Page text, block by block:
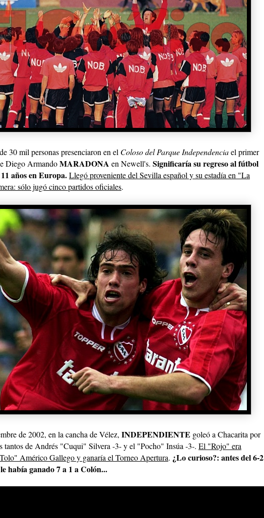
30 mil personas presenciaron en el Coloso del Parque Independenciael primer
Diego ArmandoMARADONA en Newell's. Significaría su regreso al fútbol
años en Europa.Llegó proveniente del Sevilla español y su estadía en "La
sólo jugó cinco partidos oficiales.
de 2002, en la cancha de Vélez, INDEPENDIENTE goleó a Chacarita por
tantos de Andrés "Cuqui" Silvera -3- y el "Pocho" Insúa -3-. El "Rojo" era
Américo Gallego y ganaría el Torneo Apertura. ¿Lo curioso?: antes del 6-2
le había ganado 7 a 1 a Colón...